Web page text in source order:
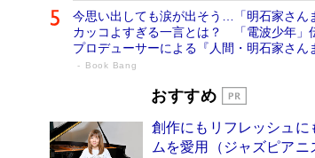
今思い出しても涙が出そう…「明石家さん
カッコよすぎる一言とは？ 「電波少年」
プロデューサーによる『人間・明石家さん
Book Bang
「叱って伸びるやつは、褒めたらもっ
た“人を育てるコツ”…芸への考え方を
す
Book Bang
おすすめ
創作にもリフレッシュに
ムを愛用（ジャズピアニ